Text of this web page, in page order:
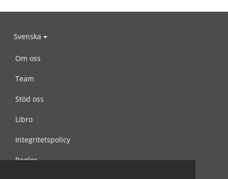
Svenska
Om oss
Team
Stöd oss
Libro
Integritetspolicy
Regler